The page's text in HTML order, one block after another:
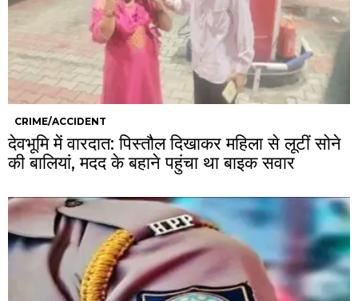
CRIME/ACCIDENT
देवभूमि में वारदात: पिस्तौल दिखाकर महिला से लूटीं सोने
की बालियां, मदद के बहाने पहुंचा था बाइक सवार